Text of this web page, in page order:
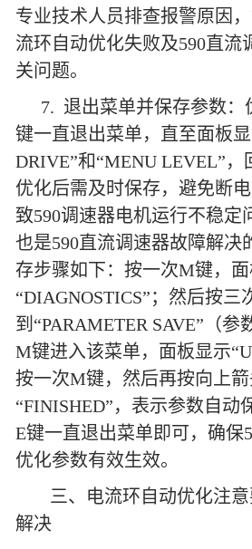
专业技术人员排查报警原因
流环自动优化失败及590直流
关问题。
7. 退出菜单并保存参数：
键一直退出菜单，直至面板
DRIVE”和“MENU LEVEL”
优化后需及时保存，避免断
致590调速器电机运行不稳定
也是590直流调速器故障解决
存步骤如下：按一次M键，
“DIAGNOSTICS”；然后按三
到“PARAMETER SAVE”（
M键进入该菜单，面板显示
按一次M键，然后再按向上
“FINISHED”，表示参数自动
E键一直退出菜单即可，确保
优化参数有效生效。
三、电流环自动优化注
解决